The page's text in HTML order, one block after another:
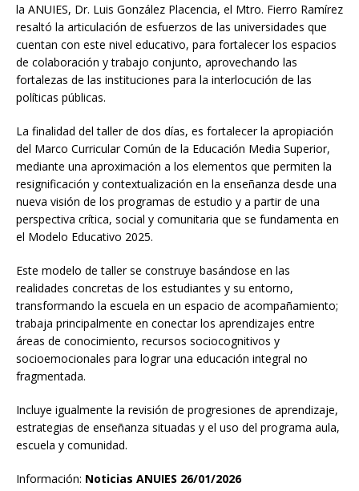
la ANUIES, Dr. Luis González Placencia, el Mtro. Fierro Ramírez
resaltó la articulación de esfuerzos de las universidades que
cuentan con este nivel educativo, para fortalecer los espacios
de colaboración y trabajo conjunto, aprovechando las
fortalezas de las instituciones para la interlocución de las
políticas públicas.
La finalidad del taller de dos días, es fortalecer la apropiación
del Marco Curricular Común de la Educación Media Superior,
mediante una aproximación a los elementos que permiten la
resignificación y contextualización en la enseñanza desde una
nueva visión de los programas de estudio y a partir de una
perspectiva crítica, social y comunitaria que se fundamenta en
el Modelo Educativo 2025.
Este modelo de taller se construye basándose en las
realidades concretas de los estudiantes y su entorno,
transformando la escuela en un espacio de acompañamiento;
trabaja principalmente en conectar los aprendizajes entre
áreas de conocimiento, recursos sociocognitivos y
socioemocionales para lograr una educación integral no
fragmentada.
Incluye igualmente la revisión de progresiones de aprendizaje,
estrategias de enseñanza situadas y el uso del programa aula,
escuela y comunidad.
Información: Noticias ANUIES 26/01/2026